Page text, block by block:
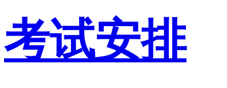
考试安排